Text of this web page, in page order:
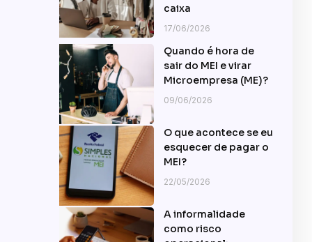
caixa
17/06/2026
Quando é hora de
sair do MEI e virar
Microempresa (ME)?
09/06/2026
O que acontece se eu
esquecer de pagar o
MEI?
22/05/2026
A informalidade
como risco